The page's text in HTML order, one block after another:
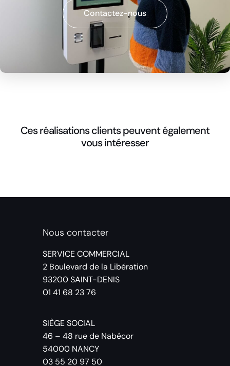
Contactez-nous
Ces réalisations clients peuvent également
vous intéresser
Nous contacter
SERVICE COMMERCIAL
2 Boulevard de la Libération
93200 SAINT-DENIS
01 41 68 23 76
SIÈGE SOCIAL
46 – 48 rue de Nabécor
54000 NANCY
03 55 20 97 50